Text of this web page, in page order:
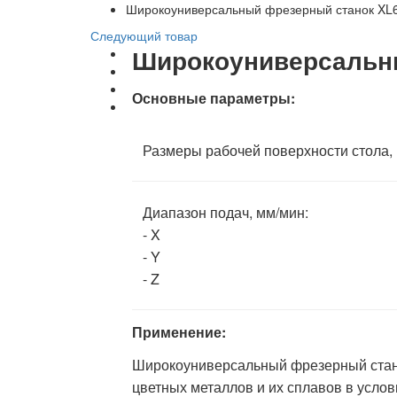
Широкоуниверсальный фрезерный станок
Следующий товар
Основные параметры:
Размеры рабочей поверхности
Диапазон подач, мм/мин:
- X
- Y
- Z
Применение:
Широкоуниверсальный фрезерный
цветных металлов и их сплавов в